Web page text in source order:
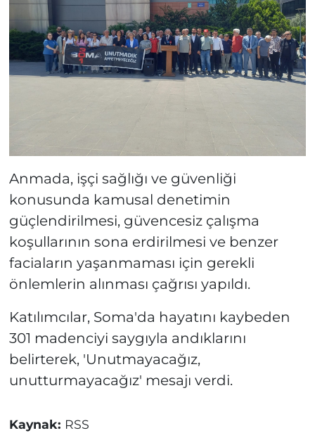
Anmada, işçi sağlığı ve güvenliği
konusunda kamusal denetimin
güçlendirilmesi, güvencesiz çalışma
koşullarının sona erdirilmesi ve benzer
faciaların yaşanmaması için gerekli
önlemlerin alınması çağrısı yapıldı.
Katılımcılar, Soma'da hayatını kaybeden
301 madenciyi saygıyla andıklarını
belirterek, 'Unutmayacağız,
unutturmayacağız' mesajı verdi.
Kaynak: RSS